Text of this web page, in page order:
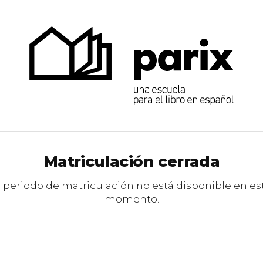
Matriculación cerrada
periodo de matriculación no está disponible en
momento.